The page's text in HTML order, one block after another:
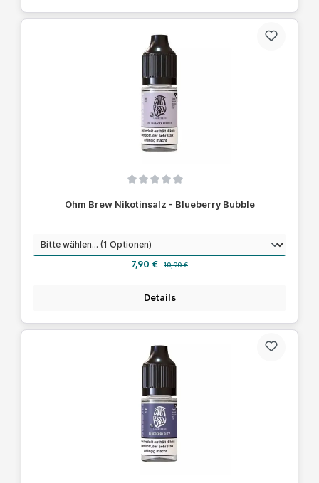
Ohm Brew Nikotinsalz - Blueberry Bubble
Nikotinstärkeauswählen
Verkaufspreis:
7,90 € 10,90 €
Details